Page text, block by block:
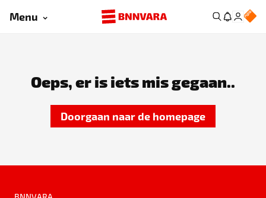
Menu
Oeps, er is iets mis gegaan..
Doorgaan naar de homepage